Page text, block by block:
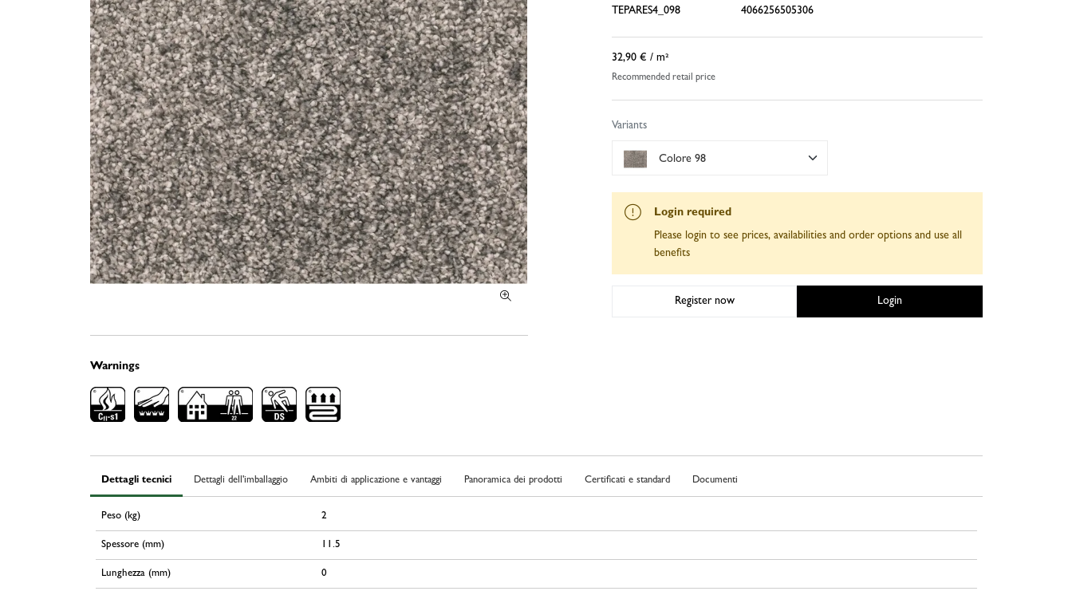
Warnings
TEPARES4_098
4066256505306
32,90 € / m²
Recommended retail price
Variants
Colore 98
Login required
Please login to see prices, availabilities and order options and use all
benefits
Register now Login
Dettagli tecnici Dettagli dell'imballaggio Ambiti di applicazione e vantaggi Panoramica dei prodotti Certificati e standard Documenti
Peso (kg) 2
Spessore (mm) 11.5
Lunghezza (mm) 0